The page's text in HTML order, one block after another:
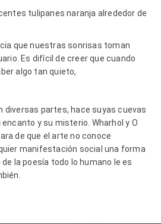
tulipanes naranja alrededor de
que nuestras sonrisas toman
Es difícil de creer que cuando
algo tan quieto,
diversas partes, hace suyas cuevas
y su misterio. Wharhol y O
de que el arte no conoce
manifestación social una forma
la poesía todo lo humano le es